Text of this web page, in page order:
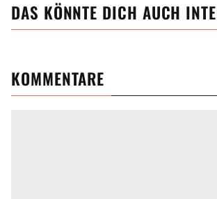
DAS KÖNNTE DICH AUCH
KOMMENTARE